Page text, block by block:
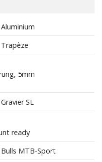
Aluminium
Trapèze
5mm
Gravier SL
ready
Bulls MTB-Sport